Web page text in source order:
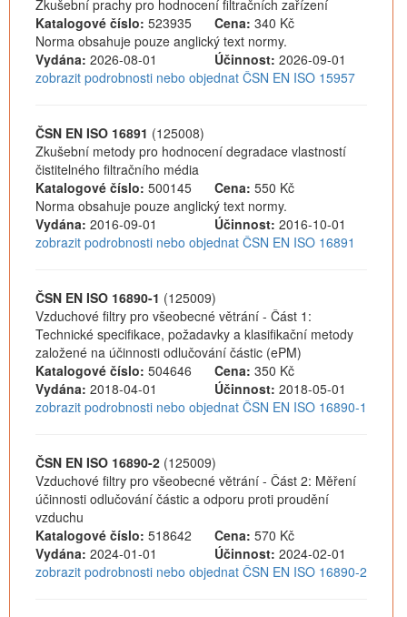
Zkušební prachy pro hodnocení filtračních zařízení
Katalogové číslo: 523935 Cena: 340 Kč
Norma obsahuje pouze anglický text normy.
Vydána: 2026-08-01 Účinnost: 2026-09-01
zobrazit podrobnosti nebo objednat ČSN EN ISO 15957
ČSN EN ISO 16891 (125008)
Zkušební metody pro hodnocení degradace vlastností
čistitelného filtračního média
Katalogové číslo: 500145 Cena: 550 Kč
Norma obsahuje pouze anglický text normy.
Vydána: 2016-09-01 Účinnost: 2016-10-01
zobrazit podrobnosti nebo objednat ČSN EN ISO 16891
ČSN EN ISO 16890-1 (125009)
Vzduchové filtry pro všeobecné větrání - Část 1:
Technické specifikace, požadavky a klasifikační metody
založené na účinnosti odlučování částic (ePM)
Katalogové číslo: 504646 Cena: 350 Kč
Vydána: 2018-04-01 Účinnost: 2018-05-01
zobrazit podrobnosti nebo objednat ČSN EN ISO 16890-1
ČSN EN ISO 16890-2 (125009)
Vzduchové filtry pro všeobecné větrání - Část 2: Měření
účinnosti odlučování částic a odporu proti proudění
vzduchu
Katalogové číslo: 518642 Cena: 570 Kč
Vydána: 2024-01-01 Účinnost: 2024-02-01
zobrazit podrobnosti nebo objednat ČSN EN ISO 16890-2